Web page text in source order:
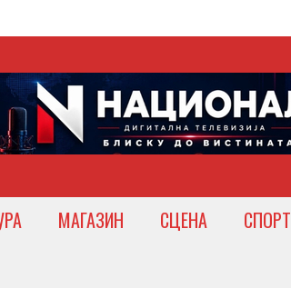
МАГАЗИН СЦЕНА СПОРТ